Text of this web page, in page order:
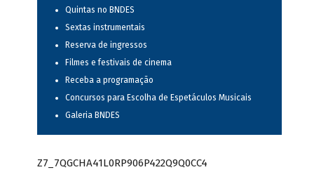
Quintas no BNDES
Sextas instrumentais
Reserva de ingressos
Filmes e festivais de cinema
Receba a programação
Concursos para Escolha de Espetáculos Musicais
Galeria BNDES
Z7_7QGCHA41L0RP906P422Q9Q0CC4